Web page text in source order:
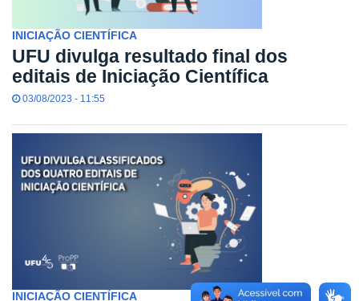
INICIAÇÃO CIENTÍFICA
UFU divulga resultado final dos
editais de Iniciação Científica
03/08/2023 - 11:55
INICIAÇÃO CIENTÍFICA